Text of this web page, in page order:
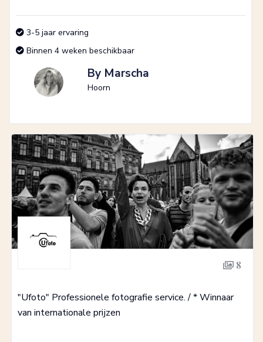
3-5 jaar ervaring
Binnen 4 weken beschikbaar
By Marscha
Hoorn
8
"Ufoto" Professionele fotografie service. / * Winnaar
van internationale prijzen